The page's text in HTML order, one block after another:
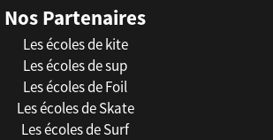
Nos Partenaires
Les écoles de kite
Les écoles de sup
Les écoles de Foil
Les écoles de Skate
Les écoles de Surf